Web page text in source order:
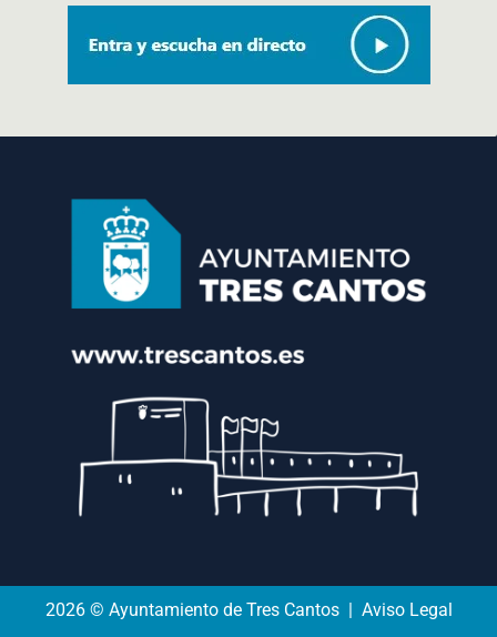
2026 © Ayuntamiento de Tres Cantos | Aviso Legal